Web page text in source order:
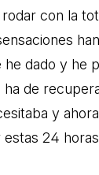
con la
dado y he
de
y
24